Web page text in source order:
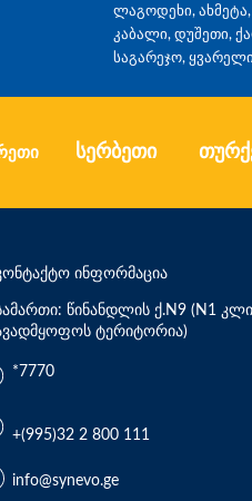
ლაგოდეხი,
კაბალი, დუშეთი,
საგარეჯო,
სერბეთი
ინფორმაცია
წინანდლის ქ.N9 (N1
ტერიტორია)
*7770
+(995)32 2 800 111
info@synevo.ge